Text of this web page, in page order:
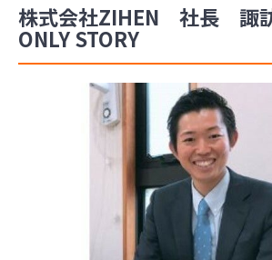
株式会社ZIHEN 社長 諏
ONLY STORY